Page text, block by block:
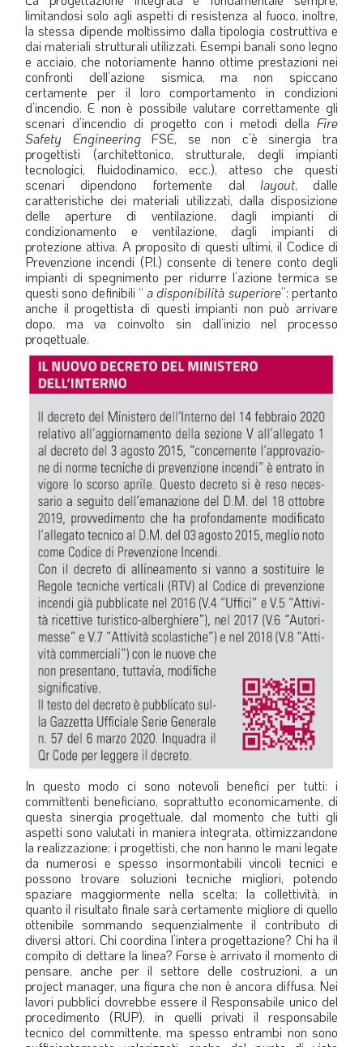
limitandosi solo agli aspetti di resistenza al fuoco, inoltre,
la stessa dipende moltissimo dalla tipologia costruttiva e
dai materiali strutturali utilizzati. Esempi banali sono legno
e acciaio, che notoriamente hanno ottime prestazioni nei
confronti dell’azione sismica, ma non spiccano
certamente per il loro comportamento in condizioni
d’incendio. E non è possibile valutare correttamente gli
scenari d’incendio di progetto con i metodi della Fire
Safety EngineeringFSE, se non c’è sinergia tra
progettisti (architettonico, strutturale, degli impianti
tecnologici, fluidodinamico, ecc.), atteso che questi
scenari dipendono fortemente dal layout, dalle
caratteristiche dei materiali utilizzati, dalla disposizione
delle aperture di ventilazione, dagli impianti di
condizionamento e ventilazione, dagli impianti di
protezione attiva. A proposito di questi ultimi, il Codice di
Prevenzione incendi (P.I.) consente di tenere conto degli
impianti di spegnimento per ridurre l’azione termica se
questi sono definibili “a disponibilità superiore”: pertanto
anche il progettista di questi impianti non può arrivare
dopo, ma va coinvolto sin dall’inizio nel processo
progettuale.
In questo modo ci sono notevoli benefici per tutti: i
committenti beneficiano, soprattutto economicamente, di
questa sinergia progettuale, dal momento che tutti gli
aspetti sono valutati in maniera integrata, ottimizzandone
la realizzazione; i progettisti, che non hanno le mani legate
da numerosi e spesso insormontabili vincoli tecnici e
possono trovare soluzioni tecniche migliori, potendo
spaziare maggiormente nella scelta; la collettività, in
quanto il risultato finale sarà certamente migliore di quello
ottenibile sommando sequenzialmente il contributo di
diversi attori. Chi coordina l’intera progettazione? Chi ha il
compito di dettare la linea? Forse è arrivato il momento di
pensare, anche per il settore delle costruzioni, a un
project manager, una figura che non è ancora diffusa. Nei
lavori pubblici dovrebbe essere il Responsabile unico del
procedimento (RUP), in quelli privati il responsabile
tecnico del committente, ma spesso entrambi non sono